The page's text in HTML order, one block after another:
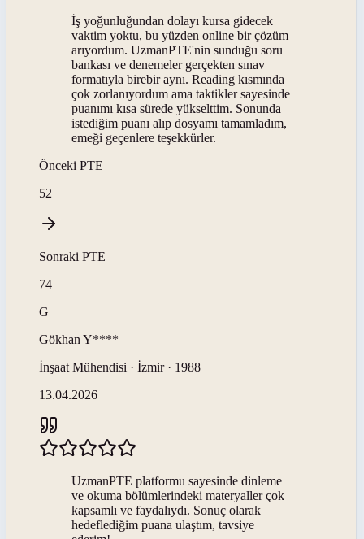
İş yoğunluğundan dolayı kursa gidecek
vaktim yoktu, bu yüzden online bir çözüm
arıyordum. UzmanPTE'nin sunduğu soru
bankası ve denemeler gerçekten sınav
formatıyla birebir aynı. Reading kısmında
çok zorlanıyordum ama taktikler sayesinde
puanımı kısa sürede yükselttim. Sonunda
istediğim puanı alıp dosyamı tamamladım,
emeği geçenlere teşekkürler.
Önceki PTE
52
Sonraki PTE
74
G
Gökhan Y****
İnşaat Mühendisi · İzmir · 1988
13.04.2026
UzmanPTE platformu sayesinde dinleme
ve okuma bölümlerindeki materyaller çok
kapsamlı ve faydalıydı. Sonuç olarak
hedeflediğim puana ulaştım, tavsiye